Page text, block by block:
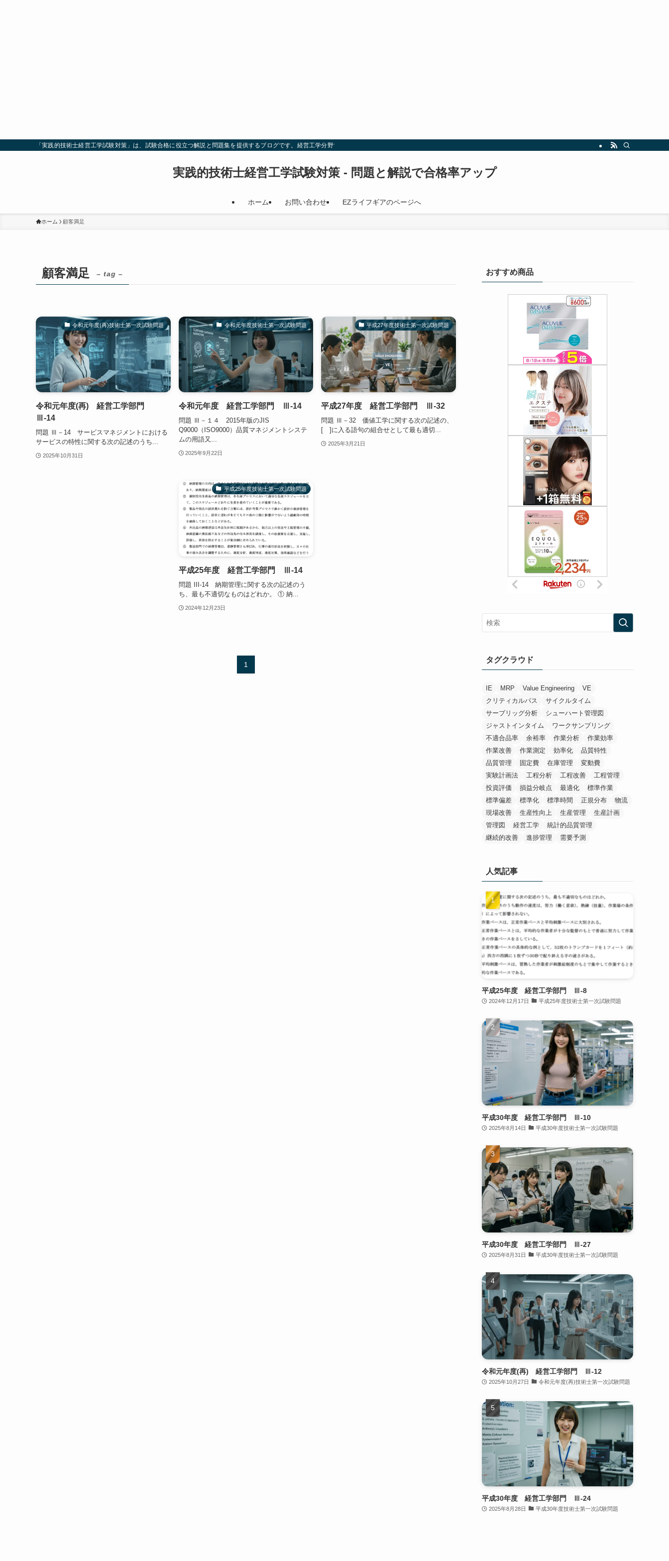
「実践的技術士経営工学試験対策」は、試験合格に役立つ解説と問題集を提供するブログです。経営工学分野での試験対策を効率的に行い、合格を目指しましょう。最新の試験情報や勉強法も随時更新中！
実践的技術士経営工学試験対策 - 問題と解説で合格率アップ
ホーム お問い合わせ EZライフギアのページへ
ホーム 顧客満足
顧客満足 – tag –
令和元年度(再)技術士第一次試験問題
令和元年度(再) 経営工学部門
Ⅲ-14
問題 Ⅲ－14 サービスマネジメントにおける
サービスの特性に関する次の記述のうち...
2025年10月31日
令和元年度技術士第一次試験問題
令和元年度 経営工学部門 Ⅲ-14
問題 Ⅲ－１４ 2015年版のJIS
Q9000（ISO9000）品質マネジメントシステ
ムの用語又...
2025年9月22日
平成27年度技術士第一次試験問題
平成27年度 経営工学部門 Ⅲ-32
問題 Ⅲ－32 価値工学に関する次の記述の、
[ ]に入る語句の組合せとして最も適切...
2025年3月21日
平成25年度技術士第一次試験問題
平成25年度 経営工学部門 Ⅲ-14
問題 III-14 納期管理に関する次の記述のう
ち、最も不適切なものはどれか。 ① 納...
2024年12月23日
1
おすすめ商品
タグクラウド
IE MRP Value Engineering
VE
クリティカルパス
サイクルタイム
サーブリッグ分析
シューハート管理図
ジャストインタイム
ワークサンプリング
不適合品率
余裕率 作業分析
作業効率
作業改善
作業測定 効率化
品質特性
品質管理
固定費 在庫管理
変動費
実験計画法
工程分析 工程改善
工程管理
投資評価
損益分岐点 最適化
標準作業
標準偏差
標準化 標準時間 正規分布
物流
現場改善
生産性向上 生産管理
生産計画
管理図
経営工学
統計的品質管理
継続的改善
進捗管理 需要予測
人気記事
平成25年度 経営工学部門 Ⅲ-8
2024年12月17日 平成25年度技術士第一次試験問題
平成30年度 経営工学部門 Ⅲ-10
2025年8月14日 平成30年度技術士第一次試験問題
平成30年度 経営工学部門 Ⅲ-27
2025年8月31日 平成30年度技術士第一次試験問題
令和元年度(再) 経営工学部門 Ⅲ-12
2025年10月27日 令和元年度(再)技術士第一次試験問題
平成30年度 経営工学部門 Ⅲ-24
2025年8月28日 平成30年度技術士第一次試験問題